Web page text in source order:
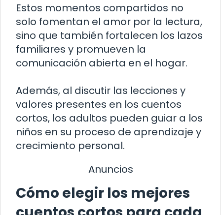
Estos momentos compartidos no
solo fomentan el amor por la lectura,
sino que también fortalecen los lazos
familiares y promueven la
comunicación abierta en el hogar.
Además, al discutir las lecciones y
valores presentes en los cuentos
cortos, los adultos pueden guiar a los
niños en su proceso de aprendizaje y
crecimiento personal.
Anuncios
Cómo elegir los mejores